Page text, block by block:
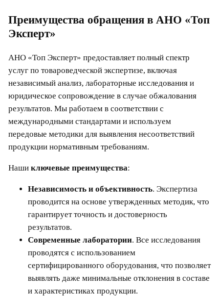
Преимущества обращения в АНО «Топ
Эксперт»
АНО «Топ Эксперт» предоставляет полный спектр
услуг по товароведческой экспертизе, включая
независимый анализ, лабораторные исследования и
юридическое сопровождение в случае обжалования
результатов. Мы работаем в соответствии с
международными стандартами и используем
передовые методики для выявления несоответствий
продукции нормативным требованиям.
Наши ключевые преимущества:
Независимость и объективность. Экспертиза
проводится на основе утвержденных методик, что
гарантирует точность и достоверность
результатов.
Современные лаборатории. Все исследования
проводятся с использованием
сертифицированного оборудования, что позволяет
выявлять даже минимальные отклонения в составе
и характеристиках продукции.